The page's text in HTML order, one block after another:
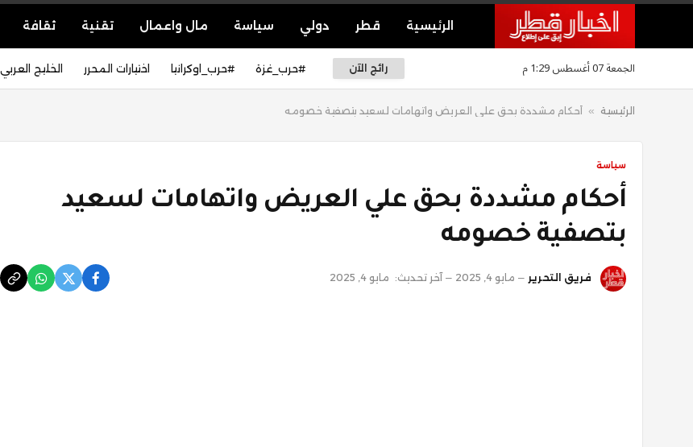
الرئيسية قطر دولي سياسة مال واعمال تقنية ثقافة
الجمعة 07 أغسطس 1:29 م رائج الآن #حرب_غزة #حرب_اوكرانيا اختيارات المحرر الخليج العربي
الرئيسية » أحكام مشددة بحق علي العريض واتهامات لسعيد بتصفية خصومه
سياسة
أحكام مشددة بحق علي العريض واتهامات لسعيد
بتصفية خصومه
فريق التحرير مايو 4, 2025 آخر تحديث: مايو 4, 2025